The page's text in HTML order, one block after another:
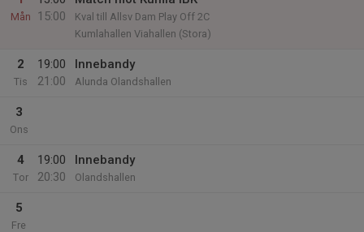
Mån
15:00
Kval till Allsv Dam Play Off 2C
Kumlahallen Viahallen (Stora)
2
Tis
19:00
21:00
Innebandy
Alunda Olandshallen
3
Ons
4
Tor
19:00
20:30
Innebandy
Olandshallen
5
Fre